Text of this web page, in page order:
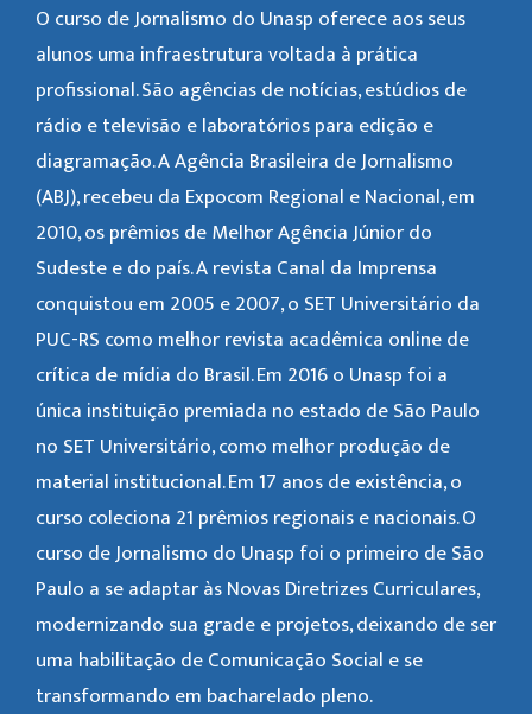
O curso de Jornalismo do Unasp oferece aos seus
alunos uma infraestrutura voltada à prática
profissional. São agências de notícias, estúdios de
rádio e televisão e laboratórios para edição e
diagramação. A Agência Brasileira de Jornalismo
(ABJ), recebeu da Expocom Regional e Nacional, em
2010, os prêmios de Melhor Agência Júnior do
Sudeste e do país. A revista Canal da Imprensa
conquistou em 2005 e 2007, o SET Universitário da
PUC-RS como melhor revista acadêmica online de
crítica de mídia do Brasil. Em 2016 o Unasp foi a
única instituição premiada no estado de São Paulo
no SET Universitário, como melhor produção de
material institucional. Em 17 anos de existência, o
curso coleciona 21 prêmios regionais e nacionais. O
curso de Jornalismo do Unasp foi o primeiro de São
Paulo a se adaptar às Novas Diretrizes Curriculares,
modernizando sua grade e projetos, deixando de ser
uma habilitação de Comunicação Social e se
transformando em bacharelado pleno.